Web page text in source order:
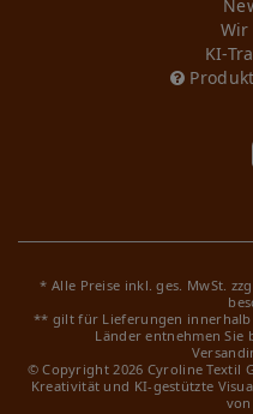
Wir
KI-
* Alle Preise inkl. ges. MwSt.
** gilt für Lieferungen innerhalb
Länder entnehmen Sie
© Copyright 2026 Cyroline Textil
Kreativität und KI-gestützte